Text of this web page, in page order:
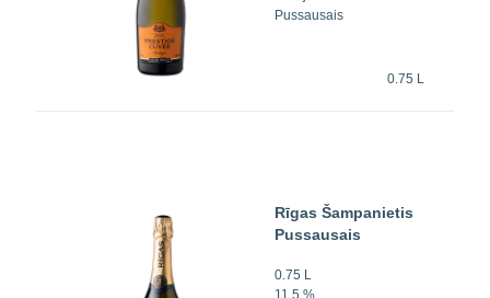
Pussausais
0.75 L
Rīgas Šampanietis
Pussausais
0.75 L
11.5 %